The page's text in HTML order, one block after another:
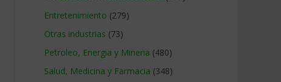
Entretenimiento (279)
Otras industrias (73)
Petroleo, Energia y Mineria (480)
Salud, Medicina y Farmacia (348)